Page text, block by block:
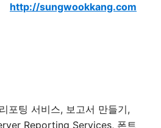
http://sungwookkang.com
리포팅 서비스, 보고서 만들기,
Reporting Services, 폰트